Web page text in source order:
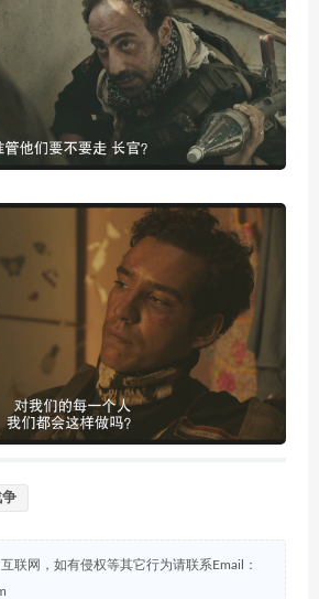
争
联网，如有侵权等其它行为请联系Email：